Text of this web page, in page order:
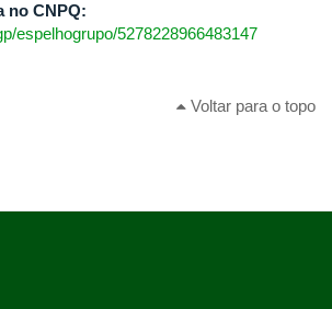
no CNPQ:
espelhogrupo/5278228966483147
Voltar para o topo